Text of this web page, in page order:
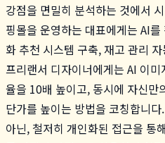
강점을 면밀히 분석하는 것에서
핑몰을 운영하는 대표에게는 AI
화 추천 시스템 구축, 재고 관리
프리랜서 디자이너에게는 AI 이
율을 10배 높이고, 동시에 자신만
단가를 높이는 방법을 코칭합니
아닌, 철저히 개인화된 접근을 통